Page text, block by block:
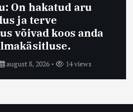
On hakatud aru
ja terve
võivad koos anda
august 8, 2026 14 views